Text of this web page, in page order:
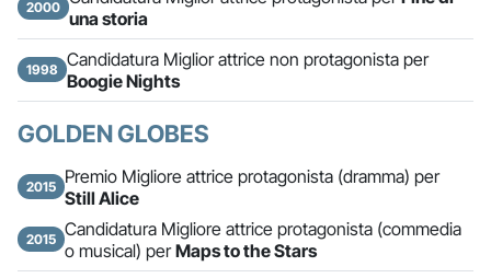
2000 una storia
1998 Candidatura Miglior attrice non protagonista per
Boogie Nights
GOLDEN GLOBES
2015
Premio Migliore attrice protagonista (dramma) per
Still Alice
2015 Candidatura Migliore attrice protagonista (commedia
o musical) perMaps to the Stars